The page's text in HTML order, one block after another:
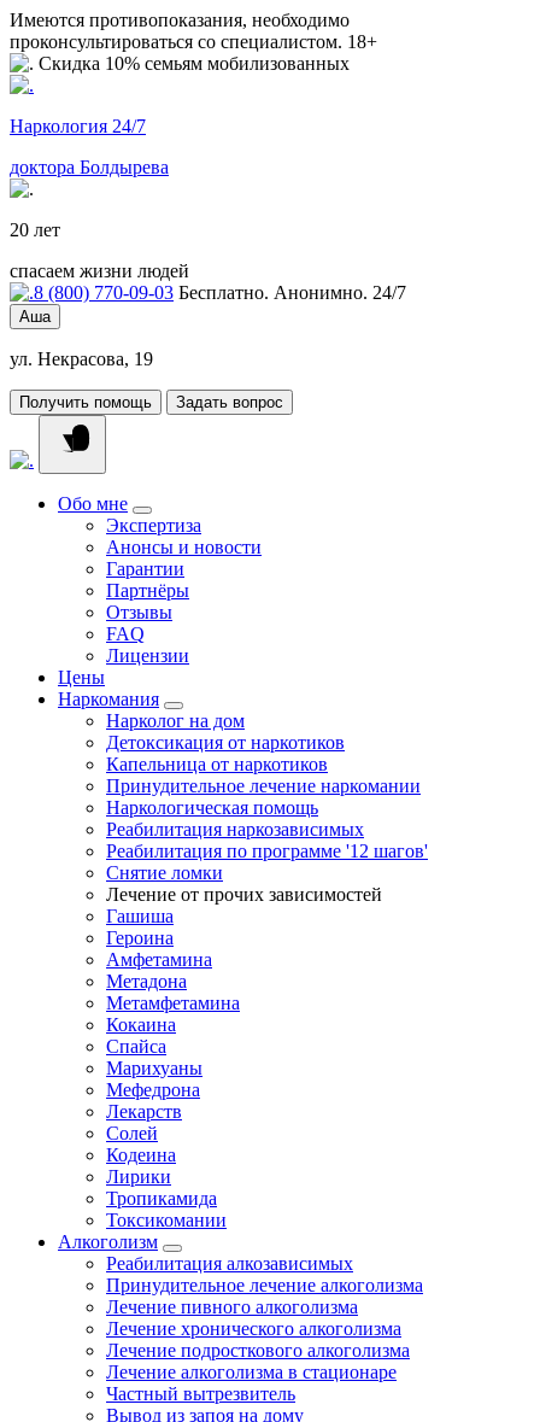
Имеются противопоказания, необходимо
проконсультироваться со специалистом. 18+
Скидка 10% семьям мобилизованных
Наркология 24/7
доктора Болдырева
20 лет
спасаем жизни людей
8 (800) 770-09-03 Бесплатно. Анонимно. 24/7
Аша
ул. Некрасова, 19
Получить помощь Задать вопрос
Обо мне
Экспертиза
Анонсы и новости
Гарантии
Партнёры
Отзывы
FAQ
Лицензии
Цены
Наркомания
Нарколог на дом
Детоксикация от наркотиков
Капельница от наркотиков
Принудительное лечение наркомании
Наркологическая помощь
Реабилитация наркозависимых
Реабилитация по программе '12 шагов'
Снятие ломки
Лечение от прочих зависимостей
Гашиша
Героина
Амфетамина
Метадона
Метамфетамина
Кокаина
Спайса
Марихуаны
Мефедрона
Лекарств
Солей
Кодеина
Лирики
Тропикамида
Токсикомании
Алкоголизм
Реабилитация алкозависимых
Принудительное лечение алкоголизма
Лечение пивного алкоголизма
Лечение хронического алкоголизма
Лечение подросткового алкоголизма
Лечение алкоголизма в стационаре
Частный вытрезвитель
Вывод из запоя на дому